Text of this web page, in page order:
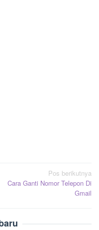
Pos berikutnya
Cara Ganti Nomor Telepon Di
Gmail